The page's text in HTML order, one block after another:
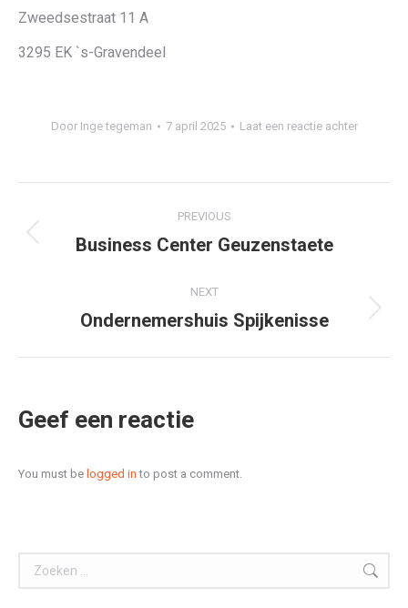
Zweedsestraat 11 A
3295 EK `s-Gravendeel
Door Inge tegeman 7 april 2025 Laat een reactie achter
navigation
PREVIOUS
Previous
Business Center Geuzenstaete
NEXT
Next
Ondernemershuis Spijkenisse
Geef een reactie
You must be logged in to post a comment.
Search: